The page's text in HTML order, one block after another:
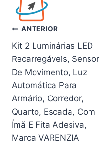
Navegação
de
Post
ANTERIOR
Kit 2 Luminárias LED
Recarregáveis, Sensor
De Movimento, Luz
Automática Para
Armário, Corredor,
Quarto, Escada, Com
Ímã E Fita Adesiva,
Marca VARENZIA